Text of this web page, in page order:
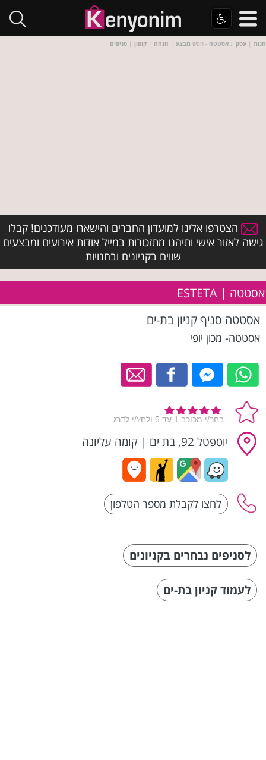
חנות | עסק :: אסטטה - חפש מבצע | הנחה | קופון | סניפים
הצטרפו אלינו למועדון החברים והישארו מעודכנים! קבלו
גישה לאזור אישי ותיהנו מתזכורות במייל אודות אירועים ומבצעים
שווים בקניונים ובחנויות
אסטטה | ESTETA
אסטטה סניף קניון בת-ים
אסטטה- מכון יופי
יוספטל 92, בת ים | קומה עליונה
לסניפים נבחרים בקניונים
לעמוד קניון בת-ים